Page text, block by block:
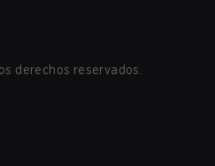
derechos reservados.